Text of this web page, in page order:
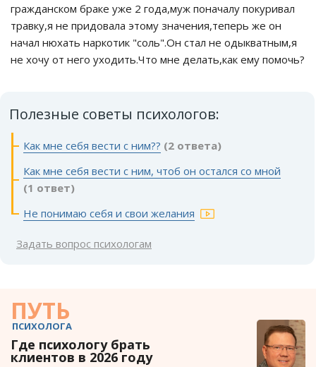
гражданском браке уже 2 года,муж поначалу покуривал
травку,я не придовала этому значения,теперь же он
начал нюхать наркотик "соль".Он стал не одыкватным,я
не хочу от него уходить.Что мне делать,как ему помочь?
Полезные советы психологов:
Как мне себя вести с ним?? (2 ответа)
Как мне себя вести с ним, чтоб он остался со мной
(1 ответ)
Не понимаю себя и свои желания
Задать вопрос психологам
ПУТЬ
ПСИХОЛОГА
Где психологу брать
клиентов в 2026 году